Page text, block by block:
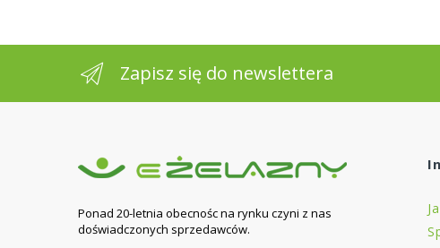
Zapisz się do newslettera
Ponad 20-letnia obecnośc na rynku czyni z nas
doświadczonych sprzedawców.